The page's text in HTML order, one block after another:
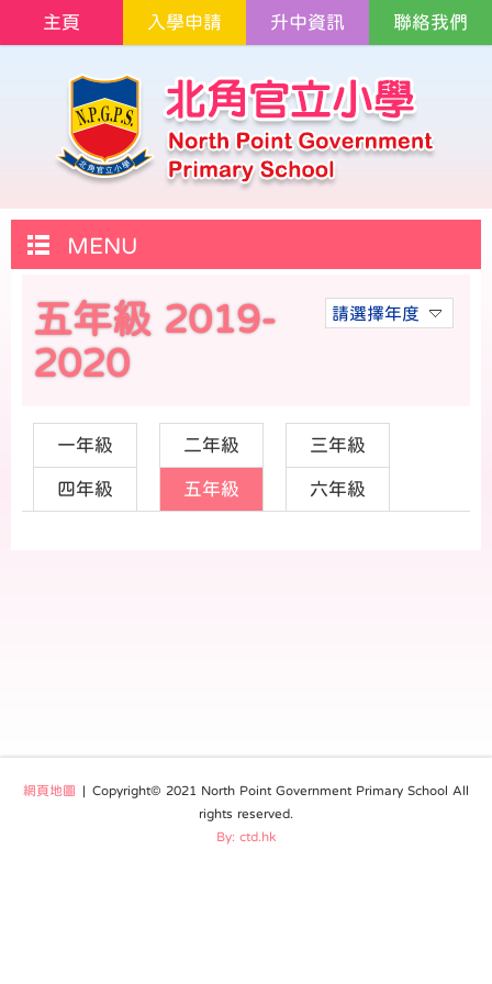
主頁 入學申請 升中資訊 聯絡我們
MENU
請選擇年度
五年級 2019-
2020
一年級 二年級 三年級
四年級 五年級 六年級
網頁地圖 | Copyright© 2021 North Point Government Primary School All
rights reserved.
By: ctd.hk